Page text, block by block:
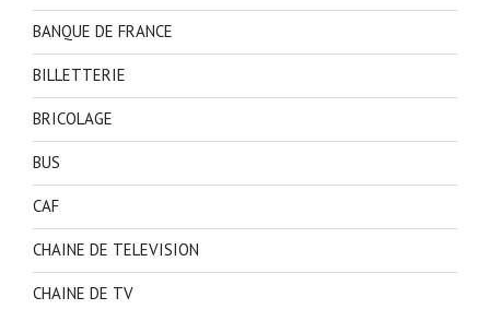
BANQUE DE FRANCE
BILLETTERIE
BRICOLAGE
BUS
CAF
CHAINE DE TELEVISION
CHAINE DE TV